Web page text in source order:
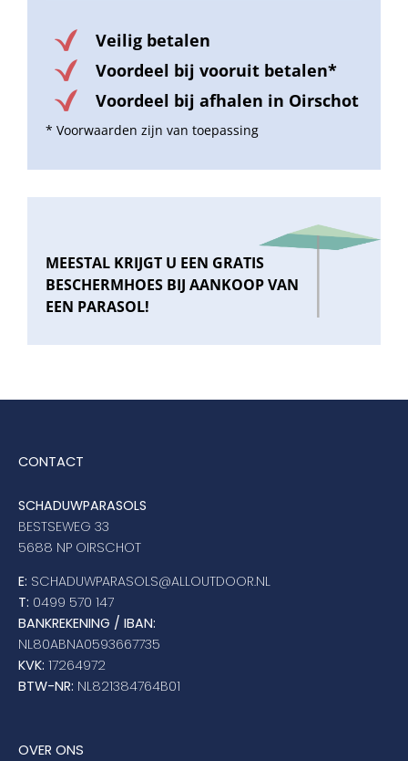
Veilig betalen
Voordeel bij vooruit betalen*
Voordeel bij afhalen in Oirschot
* Voorwaarden zijn van toepassing
MEESTAL KRIJGT U EEN GRATIS
BESCHERMHOES BIJ AANKOOP VAN
EEN PARASOL!
CONTACT
SCHADUWPARASOLS
BESTSEWEG 33
5688 NP OIRSCHOT
E: SCHADUWPARASOLS@ALLOUTDOOR.NL
T: 0499 570 147
BANKREKENING / IBAN:
NL80ABNA0593667735
KVK: 17264972
BTW-NR: NL821384764B01
OVER ONS